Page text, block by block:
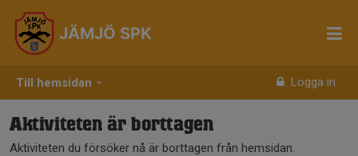
Till hemsidan Logga in
JÄMJÖ SPK
Aktiviteten är borttagen
Aktiviteten du försöker nå är borttagen från hemsidan.